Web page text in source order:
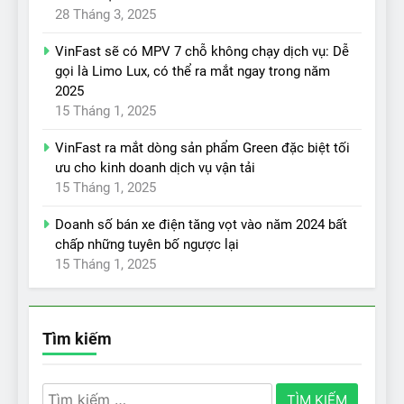
28 Tháng 3, 2025
VinFast sẽ có MPV 7 chỗ không chạy dịch vụ: Dễ
gọi là Limo Lux, có thể ra mắt ngay trong năm
2025
15 Tháng 1, 2025
VinFast ra mắt dòng sản phẩm Green đặc biệt tối
ưu cho kinh doanh dịch vụ vận tải
15 Tháng 1, 2025
Doanh số bán xe điện tăng vọt vào năm 2024 bất
chấp những tuyên bố ngược lại
15 Tháng 1, 2025
Tìm kiếm
Tìm